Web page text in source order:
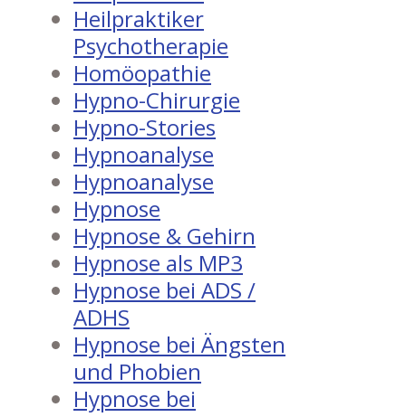
Heilpraktiker
Psychotherapie
Homöopathie
Hypno-Chirurgie
Hypno-Stories
Hypnoanalyse
Hypnoanalyse
Hypnose
Hypnose & Gehirn
Hypnose als MP3
Hypnose bei ADS /
ADHS
Hypnose bei Ängsten
und Phobien
Hypnose bei